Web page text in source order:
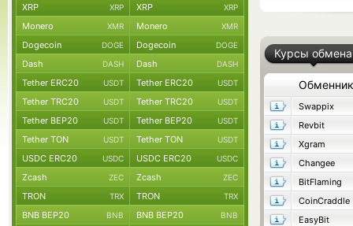
Курсы обмена
Обменник
Swappix
Revbit
Xgram
Changee
BitFlaming
CoinCraddle
EasyBit
XRP XRP XRP XRP
Monero XMR Monero XMR
Dogecoin DOGE Dogecoin DOGE
Dash DASH Dash DASH
Tether ERC20 USDT Tether ERC20 USDT
Tether TRC20 USDT Tether TRC20 USDT
Tether BEP20 USDT Tether BEP20 USDT
Tether TON USDT Tether TON USDT
USDC ERC20 USDC USDC ERC20 USDC
Zcash ZEC Zcash ZEC
TRON TRX TRON TRX
BNB BEP20 BNB BNB BEP20 BNB